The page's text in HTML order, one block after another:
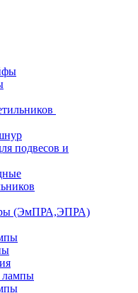
подвесов и
(ЭмПРА,ЭПРА)
лампы